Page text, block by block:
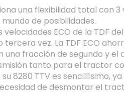
una flexibilidad total con
de posibilidades.
velocidades ECO de la TDF
vez. La TDF ECO
fracción de segundo y el
tanto para el tractor
8280 TTV es sencillísimo,
de desmontar el